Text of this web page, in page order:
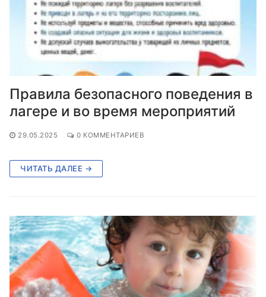
Правила безопасного поведения в
лагере и во время мероприятий
29.05.2025 0 КОММЕНТАРИЕВ
ЧИТАТЬ ДАЛЕЕ →